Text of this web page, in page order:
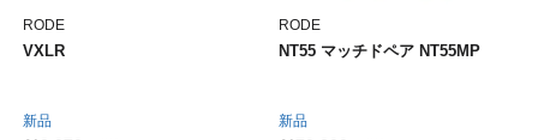
新品
RODE
VXLR
新品
RODE
NT55 マッチドペア NT55MP